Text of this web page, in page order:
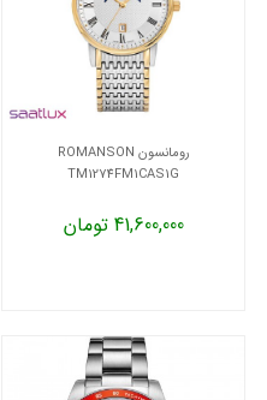
رومانسون ROMANSON
TM1274FM1CAS1G
41,600,000 تومان